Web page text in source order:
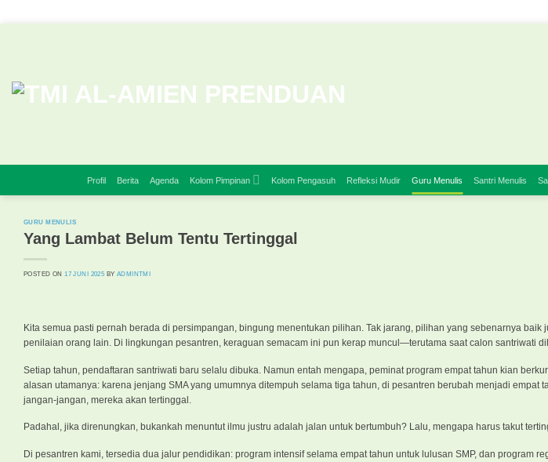
Profil Berita Agenda Kolom Pimpinan Kolom Pengasuh Refleksi Mudir Guru Menulis Santri Menulis
GURU MENULIS
Yang Lambat Belum Tentu Tertinggal
POSTED ON17 JUNI 2025 BY ADMINTMI
Kita semua pasti pernah berada di persimpangan, bingung menentukan pilihan. Tak jarang, pilihan yang sebenarnya
penilaian orang lain. Di lingkungan pesantren, keraguan semacam ini pun kerap muncul—terutama saat calon santriwati
Setiap tahun, pendaftaran santriwati baru selalu dibuka. Namun entah mengapa, peminat program empat tahun kian
alasan utamanya: karena jenjang SMA yang umumnya ditempuh selama tiga tahun, di pesantren berubah menjadi
jangan-jangan, mereka akan tertinggal.
Padahal, jika direnungkan, bukankah menuntut ilmu justru adalah jalan untuk bertumbuh? Lalu, mengapa harus takut
Di pesantren kami, tersedia dua jalur pendidikan: program intensif selama empat tahun untuk lulusan SMP, dan program